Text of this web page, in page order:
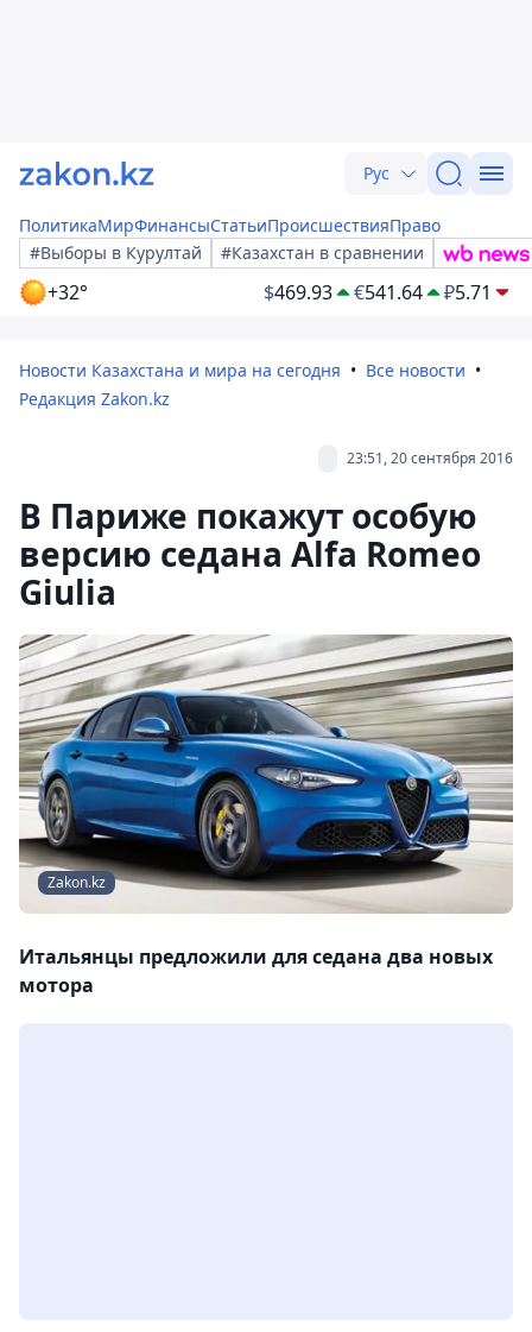
Рус
ПолитикаМирФинансыСтатьиПроисшествияПраво
#Выборы в Курултай
#Казахстан в сравнении
+32° $469.93 €541.64 ₽5.71
Новости Казахстана и мира на сегодня
Все новости
Редакция Zakon.kz
23:51, 20 сентября 2016
В Париже покажут особую
версию седана Alfa Romeo
Giulia
Zakon.kz
Итальянцы предложили для седана два новых
мотора